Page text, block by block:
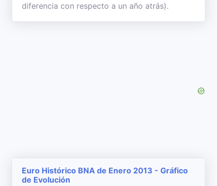
diferencia con respecto a un año atrás).
Euro Histórico BNA de Enero 2013 - Gráfico
de Evolución